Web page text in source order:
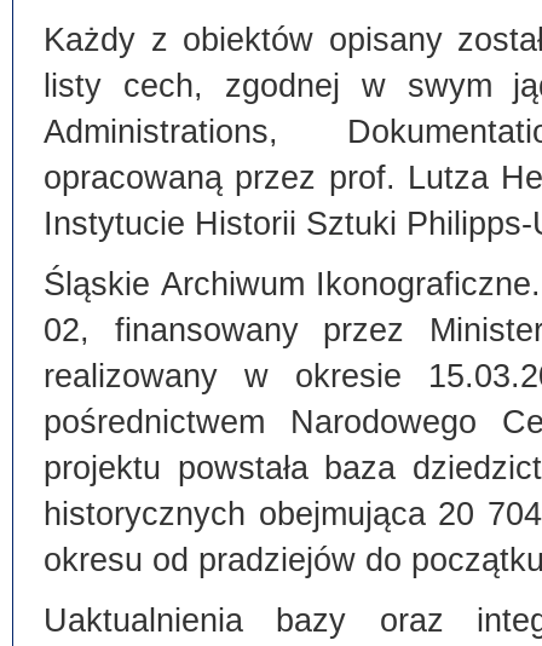
Każdy z obiektów opisany
listy cech, zgodnej w swym
Administrations,
opracowaną przez prof. Lutza
Instytucie Historii Sztuki
Śląskie Archiwum
02, finansowany przez
realizowany w okresie
pośrednictwem Narodowego
projektu powstała baza
historycznych obejmująca 20
okresu od pradziejów do
Uaktualnienia bazy oraz